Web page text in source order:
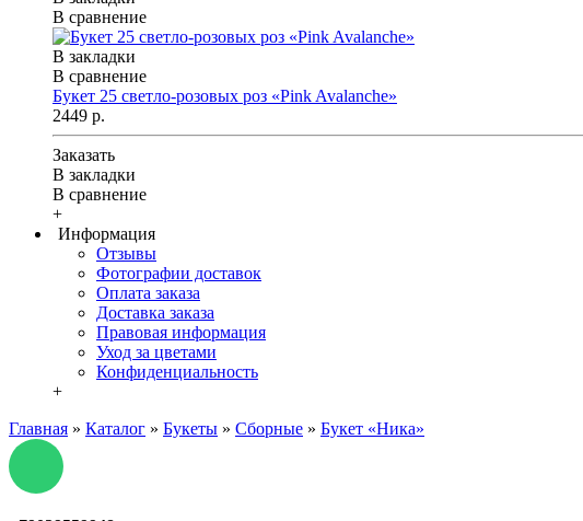
В сравнение
В закладки
В сравнение
Букет 25 светло-розовых роз «Pink Avalanche»
2449 р.
Заказать
В закладки
В сравнение
+
Информация
Отзывы
Фотографии доставок
Оплата заказа
Доставка заказа
Правовая информация
Уход за цветами
Конфиденциальность
+
Главная » Каталог » Букеты » Сборные » Букет «Ника»